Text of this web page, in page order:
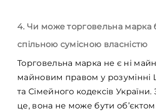
4. Чи може торговельна марка
спільною сумісною власністю
Торговельна марка не є ні
майновим правом у розумінні
та Сімейного кодексів України.
це, вона не може бути об’єктом